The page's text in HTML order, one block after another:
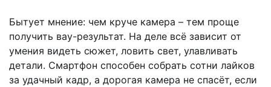
Бытует мнение: чем круче камера – тем проще
получить вау-результат. На деле всё зависит от
умения видеть сюжет, ловить свет, улавливать
детали. Смартфон способен собрать сотни лайков
за удачный кадр, а дорогая камера не спасёт, если